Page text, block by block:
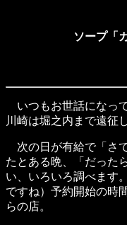
ソープ「
いつもお世話になっ
川崎は堀之内まで遠征
次の日が有給で「さ
たとある晩、「だった
い、いろいろ調べます
ですね）予約開始の時
らの店。